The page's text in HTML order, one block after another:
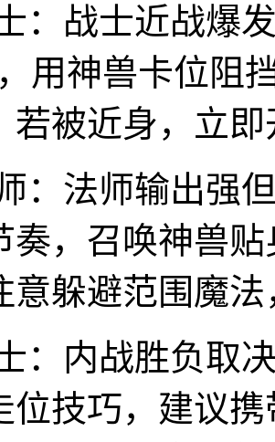
：战士近战爆
用神兽卡位阻
若被近身，立
：法师输出强
奏，召唤神兽
意躲避范围魔
：内战胜负取
位技巧，建议